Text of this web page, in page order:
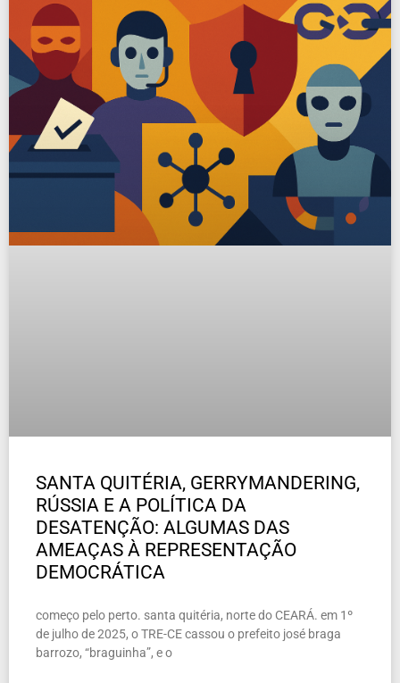
SANTA QUITÉRIA, GERRYMANDERING,
RÚSSIA E A POLÍTICA DA
DESATENÇÃO: ALGUMAS DAS
AMEAÇAS À REPRESENTAÇÃO
DEMOCRÁTICA
começo pelo perto. santa quitéria, norte do CEARÁ. em 1º
de julho de 2025, o TRE-CE cassou o prefeito josé braga
barrozo, “braguinha”, e o